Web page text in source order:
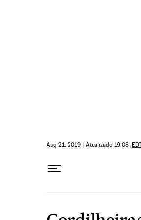
Aug 21, 2019 | Atualizado 19:08